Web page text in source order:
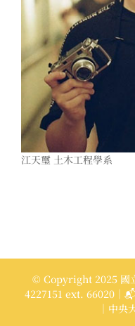
江天璽 土木工程學系
© Copyright 2025 國
4227151 ext. 66020
｜中央